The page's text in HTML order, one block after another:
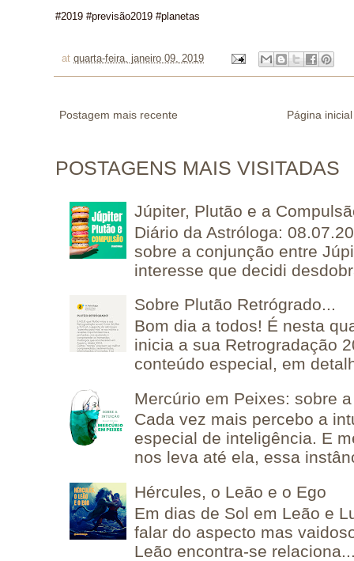
#2019 #previsão2019 #planetas
at quarta-feira, janeiro 09, 2019
Postagem mais recente Página inicial
POSTAGENS MAIS VISITADAS
Júpiter, Plutão e a
Diário da Astróloga:
sobre a conjunção entre
interesse que decidi
Sobre Plutão Retrógrado...
Bom dia a todos! É nesta
inicia a sua Retrogradação
conteúdo especial, em
Mercúrio em Peixes: sobre
Cada vez mais percebo a
especial de inteligência. E
nos leva até ela, essa
Hércules, o Leão e o Ego
Em dias de Sol em Leão e
falar do aspecto mas
Leão encontra-se